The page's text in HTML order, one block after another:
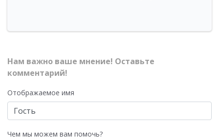
Нам важно ваше мнение! Оставьте
комментарий!
Отображаемое имя
Чем мы можем вам помочь?